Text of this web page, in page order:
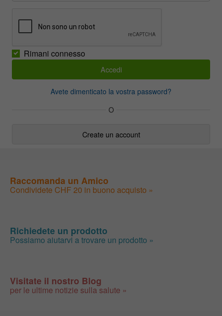
Rimani connesso
Avete dimenticato la vostra password?
O
Create un account
Raccomanda un Amico
Condividete CHF 20 in buono acquisto »
Richiedete un prodotto
Possiamo aiutarvi a trovare un prodotto »
Visitate il nostro Blog
per le ultime notizie sulla salute »